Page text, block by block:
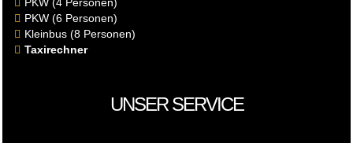
PKW (6 Personen)
Kleinbus (8 Personen)
Taxirechner
UNSER SERVICE